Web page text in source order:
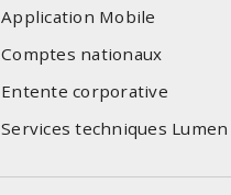
Application Mobile
Comptes nationaux
Entente corporative
Services techniques Lumen